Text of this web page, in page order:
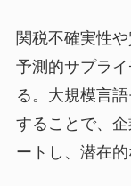
関税不確実性
予測的サプラ
る。大規模言
することで、
ートし、潜在